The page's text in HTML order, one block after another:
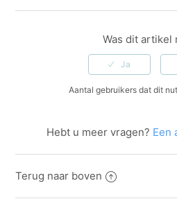
Was dit artikel
Aantal gebruikers dat dit
Hebt u meer vragen? Een
Terug naar boven